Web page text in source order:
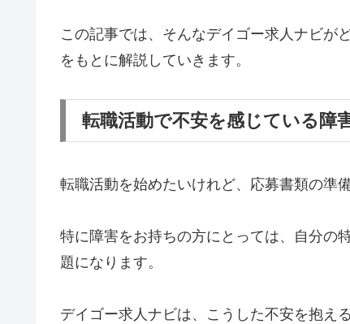
この記事では、そんなデイゴー求人ナビが
をもとに解説していきます。
転職活動で不安を感じている障
転職活動を始めたいけれど、応募書類の準
特に障害をお持ちの方にとっては、自分の
題になります。
デイゴー求人ナビは、こうした不安を抱え